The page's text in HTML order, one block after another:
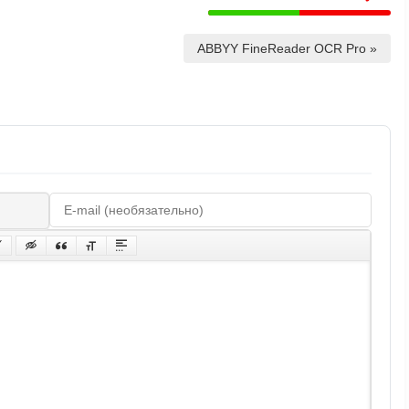
ABBYY FineReader OCR Pro »